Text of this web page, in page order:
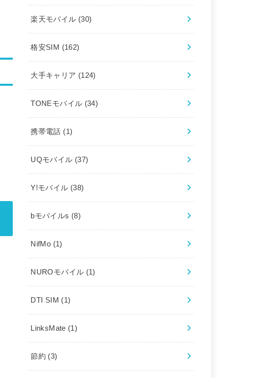
楽天モバイル (30)
格安SIM (162)
大手キャリア (124)
TONEモバイル (34)
携帯電話 (1)
UQモバイル (37)
Y!モバイル (38)
bモバイルs (8)
NifMo (1)
NUROモバイル (1)
DTI SIM (1)
LinksMate (1)
節約 (3)